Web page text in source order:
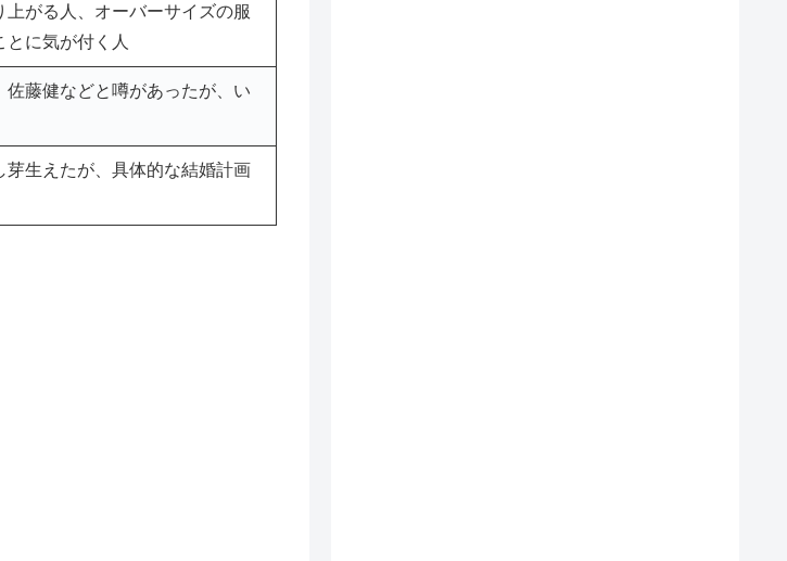
上がる人、オーバーサイズの服
とに気が付く人
佐藤健などと噂があったが、い
芽生えたが、具体的な結婚計画